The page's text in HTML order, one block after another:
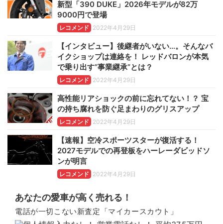
新型「390 DUKE」2026年モデルが82万
9000円で登場
レコメンド 2022年4月29日
【インタビュー】後継者がいない…。そんなバ
イクショップは連絡を！ レッドバロンが本気
で乗り出す“事業継承”とは？
レコメンド 2022年4月29日
高性能リアショックの前に忘れてない！？ 宝
の持ち腐れを防ぐ足まわりのグリスアップ
レコメンド 2022年4月29日
【速報】空冷スポーツスターが復活する！
2027モデルでの再登板をハーレーダビッドソ
ンが明言
レコメンド 2022年4月29日
あなたの愛車が高く売れる！
電話が一切こない新査定「マイカースカウト」